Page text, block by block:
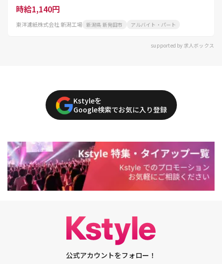
時給1,140円
東洋濾紙株式会社 新潟工場 新潟県 新発田市 アルバイト・パート
supported by 求人ボックス
Kstyleを
Google検索でお気に入り登録
公式アカウントをフォロー！